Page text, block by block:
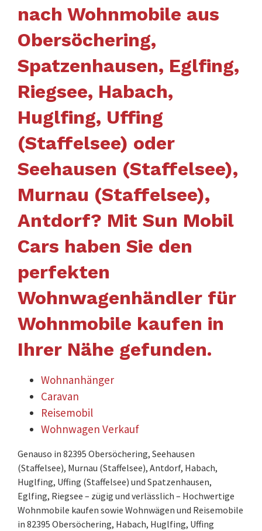
nach Wohnmobile aus
Obersöchering,
Spatzenhausen, Eglfing,
Riegsee, Habach,
Huglfing, Uffing
(Staffelsee) oder
Seehausen (Staffelsee),
Murnau (Staffelsee),
Antdorf? Mit Sun Mobil
Cars haben Sie den
perfekten
Wohnwagenhändler für
Wohnmobile kaufen in
Ihrer Nähe gefunden.
Wohnanhänger
Caravan
Reisemobil
Wohnwagen Verkauf
Genauso in 82395 Obersöchering, Seehausen
(Staffelsee), Murnau (Staffelsee), Antdorf, Habach,
Huglfing, Uffing (Staffelsee) und Spatzenhausen,
Eglfing, Riegsee – zügig und verlässlich – Hochwertige
Wohnmobile kaufen sowie Wohnwägen und Reisemobile
in 82395 Obersöchering, Habach, Huglfing, Uffing